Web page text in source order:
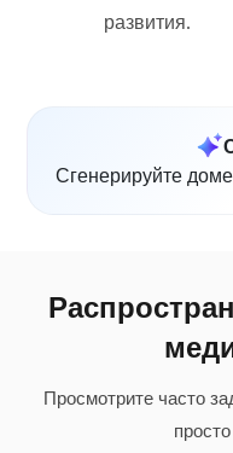
развития.
Сгенерируйте
Просмотрите часто